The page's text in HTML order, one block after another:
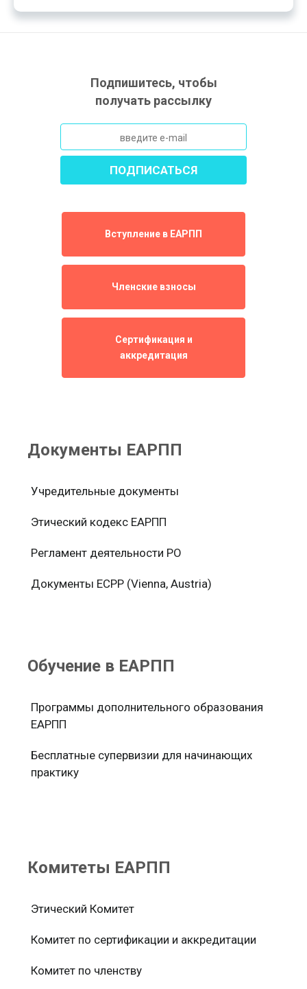
Подпишитесь, чтобы
получать рассылку
Вступление в ЕАРПП
Членские взносы
Сертификация и
аккредитация
Документы ЕАРПП
Учредительные документы
Этический кодекс ЕАРПП
Регламент деятельности РО
Документы ЕСРР (Vienna, Austria)
Обучение в ЕАРПП
Программы дополнительного образования
ЕАРПП
Бесплатные супервизии для начинающих
практику
Комитеты ЕАРПП
Этический Комитет
Комитет по сертификации и аккредитации
Комитет по членству